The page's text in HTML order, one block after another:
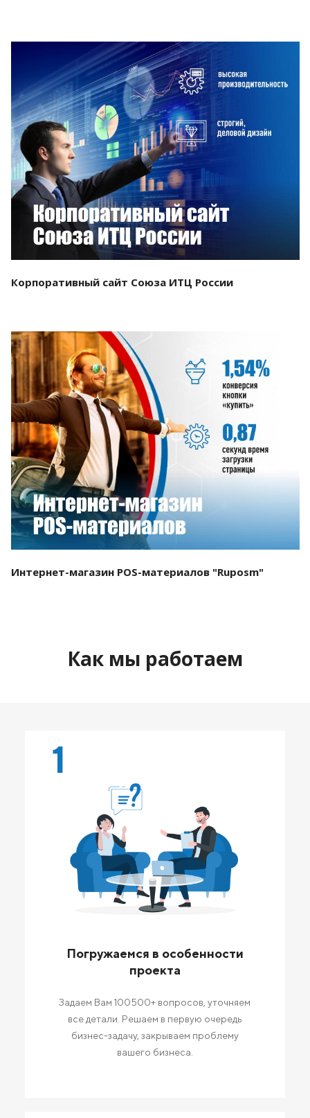
Смотреть проект
Корпоративный сайт Союза ИТЦ России
Смотреть проект
Интернет-магазин POS-материалов "Ruposm"
Как мы работаем
1
Погружаемся в особенности
проекта
Задаем Вам 100500+ вопросов, уточняем
все детали. Решаем в первую очередь
бизнес-задачу, закрываем проблему
вашего бизнеса.